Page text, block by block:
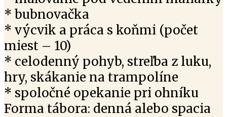
* bubnovačka
* výcvik a práca s koňmi (počet
miest – 10)
* celodenný pohyb, streľba z luku,
hry, skákanie na trampolíne
* spoločné opekanie pri ohníku
Forma tábora: denná alebo spacia